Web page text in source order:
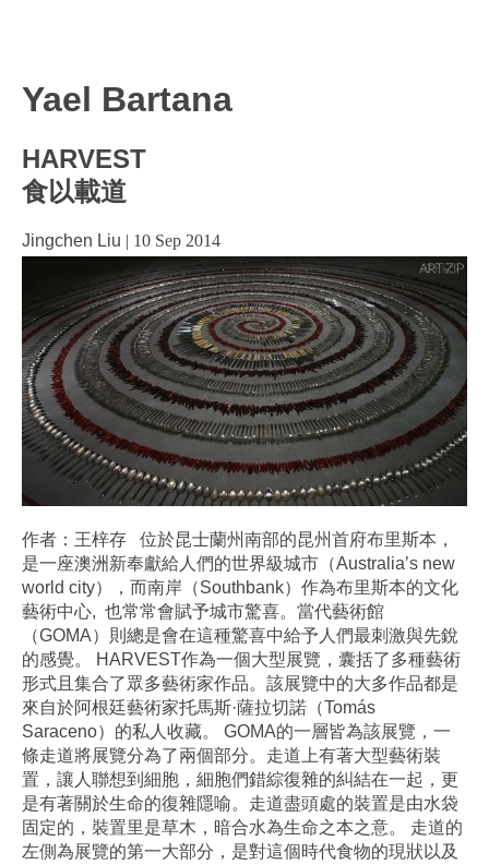
Yael Bartana
HARVEST
食以載道
Jingchen Liu | 10 Sep 2014
作者：王梓存 位於昆士蘭州南部的昆州首府布里斯本，
是一座澳洲新奉獻給人們的世界級城市（Australia’s new
world city），而南岸（Southbank）作為布里斯本的文化
藝術中心, 也常常會賦予城市驚喜。當代藝術館
（GOMA）則總是會在這種驚喜中給予人們最刺激與先銳
的感覺。 HARVEST作為一個大型展覽，囊括了多種藝術
形式且集合了眾多藝術家作品。該展覽中的大多作品都是
來自於阿根廷藝術家托馬斯·薩拉切諾（Tomás
Saraceno）的私人收藏。 GOMA的一層皆為該展覽，一
條走道將展覽分為了兩個部分。走道上有著大型藝術裝
置，讓人聯想到細胞，細胞們錯綜復雜的糾結在一起，更
是有著關於生命的復雜隱喻。走道盡頭處的裝置是由水袋
固定的，裝置里是草木，暗合水為生命之本之意。 走道的
左側為展覽的第一大部分，是對這個時代食物的現狀以及